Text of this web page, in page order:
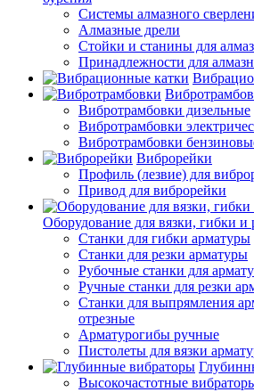
Системы алмазного
Алмазные дрели
Стойки и станины для
Принадлежности для
Вибротрамбовки дизельные
Вибротрамбовки
Вибротрамбовки
Виброрейки
Профиль (лезвие) для
Привод для виброрейки
Оборудование для вязки, гибки и
Станки для гибки арматуры
Станки для резки арматуры
Рубочные станки для
Ручные станки для резки
Станки для выпрямления
отрезные
Арматурогибы ручные
Пистолеты для вязки
Высокочастотные